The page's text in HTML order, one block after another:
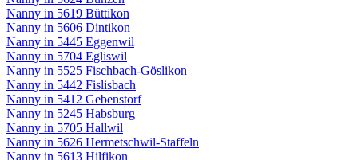
Nanny in 5619 Büttikon
Nanny in 5606 Dintikon
Nanny in 5445 Eggenwil
Nanny in 5704 Egliswil
Nanny in 5525 Fischbach-Göslikon
Nanny in 5442 Fislisbach
Nanny in 5412 Gebenstorf
Nanny in 5245 Habsburg
Nanny in 5705 Hallwil
Nanny in 5626 Hermetschwil-Staffeln
Nanny in 5613 Hilfikon